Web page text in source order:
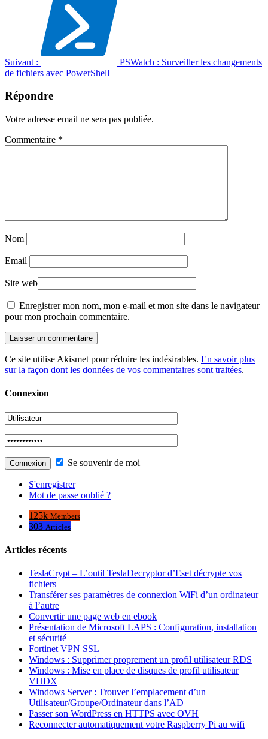
Suivant :
PSWatch : Surveiller les changements
de fichiers avec PowerShell
Répondre
Votre adresse email ne sera pas publiée.
Commentaire *
Nom
Email
Site web
Enregistrer mon nom, mon e-mail et mon site dans le navigateur
pour mon prochain commentaire.
Ce site utilise Akismet pour réduire les indésirables. En savoir plus
sur la façon dont les données de vos commentaires sont traitées.
Connexion
Se souvenir de moi
S'enregistrer
Mot de passe oublié ?
125k Members
303 Articles
Articles récents
TeslaCrypt – L’outil TeslaDecryptor d’Eset décrypte vos
fichiers
Transférer ses paramètres de connexion WiFi d’un ordinateur
à l’autre
Convertir une page web en ebook
Présentation de Microsoft LAPS : Configuration, installation
et sécurité
Fortinet VPN SSL
Windows : Supprimer proprement un profil utilisateur RDS
Windows : Mise en place de disques de profil utilisateur
VHDX
Windows Server : Trouver l’emplacement d’un
Utilisateur/Groupe/Ordinateur dans l’AD
Passer son WordPress en HTTPS avec OVH
Reconnecter automatiquement votre Raspberry Pi au wifi